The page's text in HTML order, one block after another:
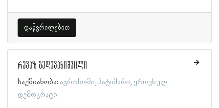
დაწვრილებით
რევაზ გედევანიშვილი
საქმიანობა: აგრონომი პატიმარი ეროვნულ-
დემოკრატი